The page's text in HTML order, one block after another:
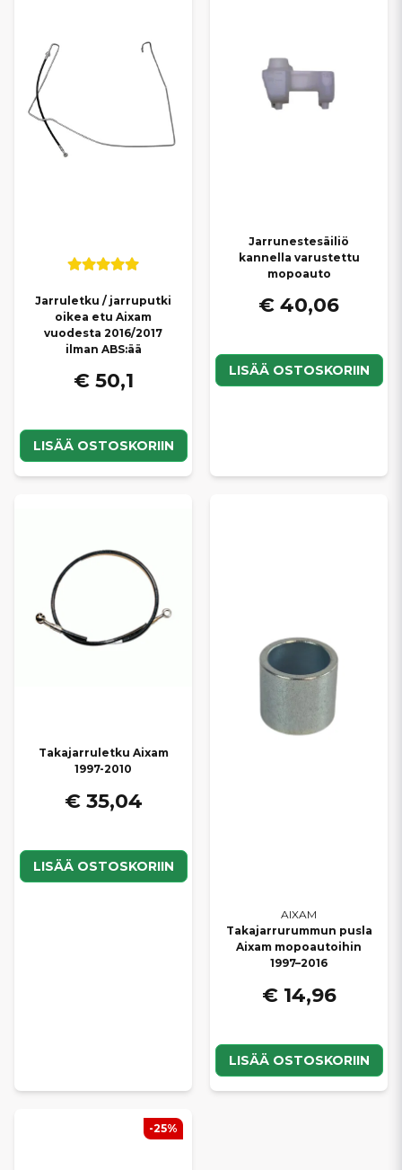
Jarruletku / jarruputki
oikea etu Aixam
vuodesta 2016/2017
ilman ABS:ää
€ 50,1
LISÄÄ OSTOSKORIIN
Jarrunestesäiliö
kannella varustettu
mopoauto
€ 40,06
LISÄÄ OSTOSKORIIN
Takajarruletku Aixam
1997-2010
€ 35,04
LISÄÄ OSTOSKORIIN
AIXAM
Takajarrurummun pusla
Aixam mopoautoihin
1997–2016
€ 14,96
LISÄÄ OSTOSKORIIN
-25%